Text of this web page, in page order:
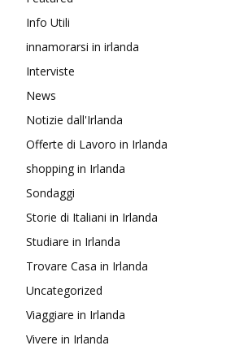
Info Utili
innamorarsi in irlanda
Interviste
News
Notizie dall'Irlanda
Offerte di Lavoro in Irlanda
shopping in Irlanda
Sondaggi
Storie di Italiani in Irlanda
Studiare in Irlanda
Trovare Casa in Irlanda
Uncategorized
Viaggiare in Irlanda
Vivere in Irlanda